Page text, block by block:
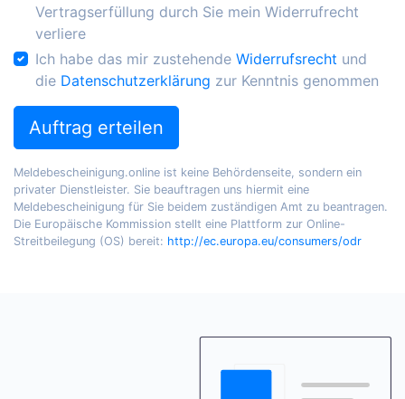
Vertragserfüllung durch Sie mein Widerrufrecht
verliere
Ich habe das mir zustehende Widerrufsrecht und
die Datenschutzerklärung zur Kenntnis genommen
Auftrag erteilen
Meldebescheinigung.online ist keine Behördenseite, sondern ein
privater Dienstleister. Sie beauftragen uns hiermit eine
Meldebescheinigung für Sie beidem zuständigen Amt zu beantragen.
Die Europäische Kommission stellt eine Plattform zur Online-
Streitbeilegung (OS) bereit: http://ec.europa.eu/consumers/odr